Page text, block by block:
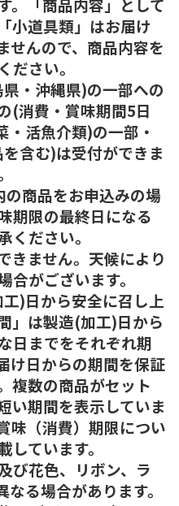
小道具類」はお届け
せんので、商品内容を
ださい。
・沖縄県)の一部への
(消費・賞味期間5日
活魚介類)の一部・
含む)は受付ができま
商品をお申込みの場
期限の最終日になる
ください。
きません。天候により
がございます。
)日から安全に召し上
」は製造(加工)日から
日までをそれぞれ期
け日からの期間を保証
複数の商品がセット
い期間を表示していま
味（消費）期限につい
ています。
び花色、リボン、ラ
る場合があります。